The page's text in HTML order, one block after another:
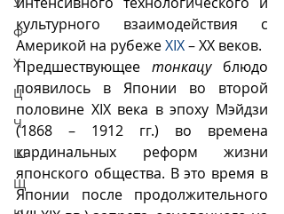
Ф
Х
Ц
Ч
Ш
Щ
культурного взаимодействия с
Америкой на рубеже XIX – ХХ веков.
Предшествующее тонкацу блюдо
появилось в Японии во второй
половине XIX века в эпоху Мэйдзи
(1868 – 1912 гг.) во времена
кардинальных реформ жизни
японского общества. В это время в
Японии после продолжительного